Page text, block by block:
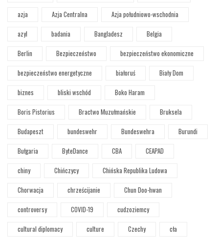
azja
Azja Centralna
Azja południowo-wschodnia
azyl
badania Bangladesz
Belgia
Berlin
Bezpieczeństwo
bezpieczeństwo ekonomiczne
bezpieczeństwo energetyczne
białoruś
Biały Dom
biznes
bliski wschód
Boko Haram
Boris Pistorius
Bractwo Muzułmańskie
Bruksela
Budapeszt
bundeswehr Bundeswehra
Burundi
Bułgaria
ByteDance CBA
CEAPAD
chiny
Chińczycy
Chińska Republika Ludowa
Chorwacja
chrześcijanie
Chun Doo-hwan
controversy
COVID-19
cudzoziemcy
cultural diplomacy
culture Czechy cła